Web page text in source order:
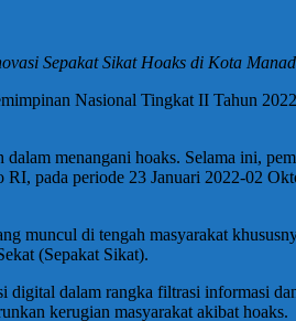
Sepakat Sikat Hoaks di Kota
Nasional Tingkat II Tahun
menangani hoaks. Selama ini,
pada periode 23 Januari 2022-02
muncul di tengah masyarakat
(Sepakat Sikat).
dalam rangka filtrasi informasi
kerugian masyarakat akibat hoaks.